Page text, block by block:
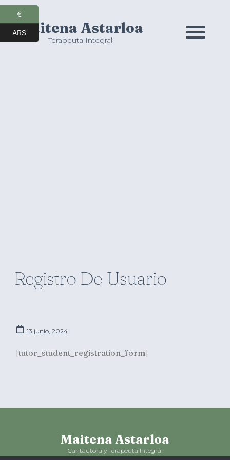
Maitena Astarloa
Terapeuta Integral
Registro De Usuario
13 junio, 2024
[tutor_student_registration_form]
Maitena Astarloa
Cantautora y Terapeuta Integral
€
AR$